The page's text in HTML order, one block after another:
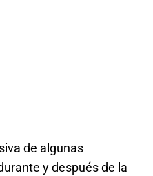
de algunas
y después de la